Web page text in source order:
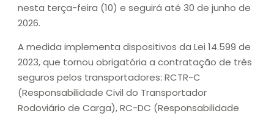
nesta terça-feira (10) e seguirá até 30 de junho de
2026.
A medida implementa dispositivos da Lei 14.599 de
2023, que tornou obrigatória a contratação de três
seguros pelos transportadores: RCTR-C
(Responsabilidade Civil do Transportador
Rodoviário de Carga), RC-DC (Responsabilidade